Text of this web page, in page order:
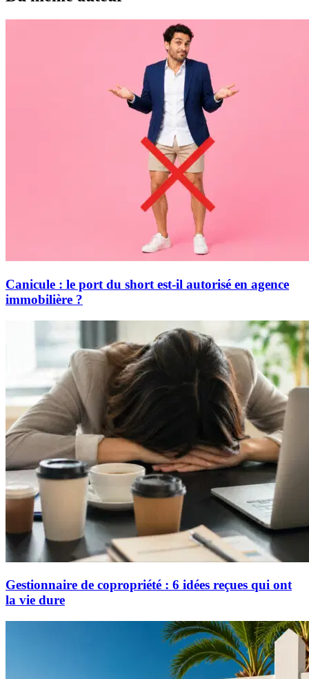
Canicule : le port du short est-il autorisé en agence
immobilière ?
Gestionnaire de copropriété : 6 idées reçues qui ont
la vie dure